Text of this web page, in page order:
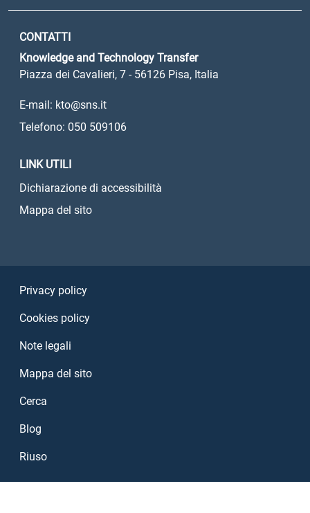
CONTATTI
Knowledge and Technology Transfer
Piazza dei Cavalieri, 7 - 56126 Pisa, Italia
E-mail: kto@sns.it
Telefono: 050 509106
LINK UTILI
Dichiarazione di accessibilità
Mappa del sito
Privacy policy
Cookies policy
Note legali
Mappa del sito
Cerca
Blog
Riuso